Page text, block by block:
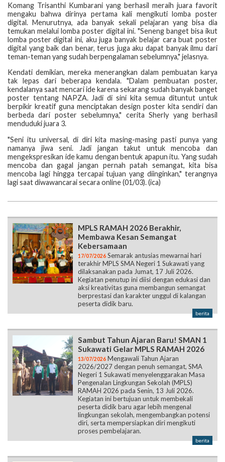
Komang Trisanthi Kumbarani yang berhasil meraih juara favorit
mengaku bahwa dirinya pertama kali mengikuti lomba poster
digital. Menurutnya, ada banyak sekali pelajaran yang bisa dia
temukan melalui lomba poster digital ini. "Seneng banget bisa ikut
lomba poster digital ini, aku juga banyak belajar cara buat poster
digital yang baik dan benar, terus juga aku dapat banyak ilmu dari
teman-teman yang sudah berpengalaman sebelumnya," jelasnya.
Kendati demikian, mereka menerangkan dalam pembuatan karya
tak lepas dari beberapa kendala. "Dalam pembuatan poster,
kendalanya saat mencari ide karena sekarang sudah banyak banget
poster tentang NAPZA. Jadi di sini kita semua dituntut untuk
berpikir kreatif guna menciptakan design poster kita sendiri dan
berbeda dari poster sebelumnya," cerita Sherly yang berhasil
menduduki juara 3.
"Seni itu universal, di diri kita masing-masing pasti punya yang
namanya jiwa seni. Jadi jangan takut untuk mencoba dan
mengekspresikan ide kamu dengan bentuk apapun itu. Yang sudah
mencoba dan gagal jangan pernah patah semangat, kita bisa
mencoba lagi hingga tercapai tujuan yang diinginkan," terangnya
lagi saat diwawancarai secara online (01/03). (ica)
MPLS RAMAH 2026 Berakhir,
Membawa Kesan Semangat
Kebersamaan
17/07/2026 Semarak antusias mewarnai hari
terakhir MPLS SMA Negeri 1 Sukawati yang
dilaksanakan pada Jumat, 17 Juli 2026.
Kegiatan penutup ini diisi dengan edukasi dan
aksi kreativitas guna membangun semangat
berprestasi dan karakter unggul di kalangan
peserta didik baru.
berita
Sambut Tahun Ajaran Baru! SMAN 1
Sukawati Gelar MPLS RAMAH 2026
13/07/2026 Mengawali Tahun Ajaran
2026/2027 dengan penuh semangat, SMA
Negeri 1 Sukawati menyelenggarakan Masa
Pengenalan Lingkungan Sekolah (MPLS)
RAMAH 2026 pada Senin, 13 Juli 2026.
Kegiatan ini bertujuan untuk membekali
peserta didik baru agar lebih mengenal
lingkungan sekolah, mengembangkan potensi
diri, serta mempersiapkan diri mengikuti
proses pembelajaran.
berita